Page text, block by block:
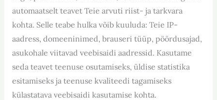
automaatselt teavet Teie arvuti riist- ja tarkvara
kohta. Selle teabe hulka võib kuuluda: Teie IP-
aadress, domeeninimed, brauseri tüüp, pöördusajad,
asukohale viitavad veebisaidi aadressid. Kasutame
seda teavet teenuse osutamiseks, üldise statistika
esitamiseks ja teenuse kvaliteedi tagamiseks
külastatava veebisaidi kasutamise kohta.